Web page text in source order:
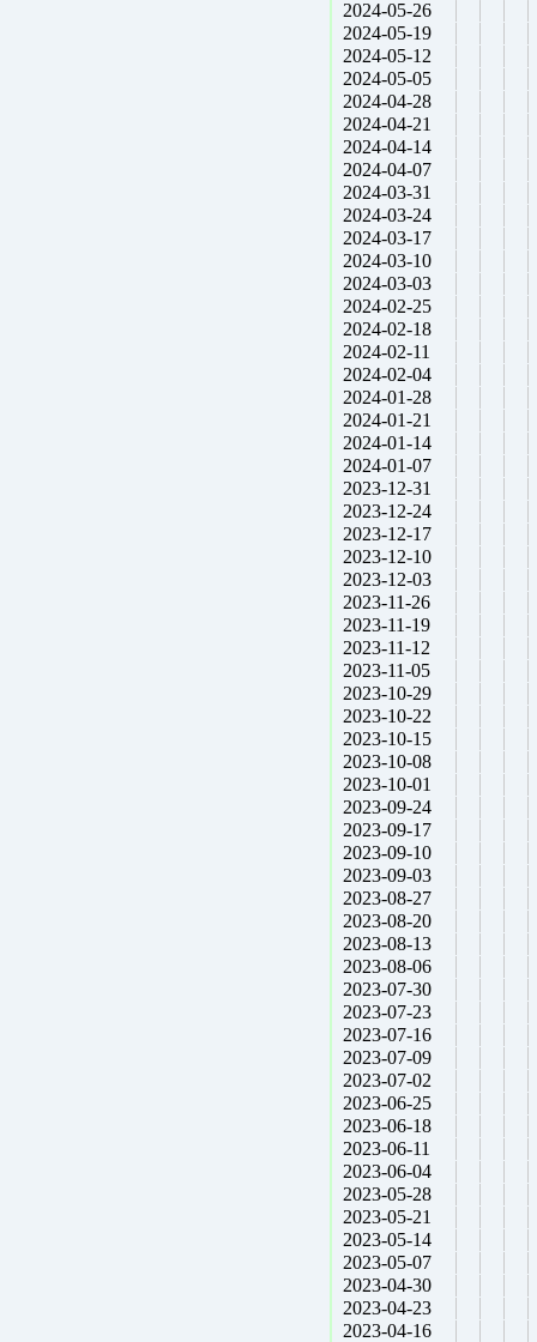
2024-05-26
2024-05-19
2024-05-12
2024-05-05
2024-04-28
2024-04-21
2024-04-14
2024-04-07
2024-03-31
2024-03-24
2024-03-17
2024-03-10
2024-03-03
2024-02-25
2024-02-18
2024-02-11
2024-02-04
2024-01-28
2024-01-21
2024-01-14
2024-01-07
2023-12-31
2023-12-24
2023-12-17
2023-12-10
2023-12-03
2023-11-26
2023-11-19
2023-11-12
2023-11-05
2023-10-29
2023-10-22
2023-10-15
2023-10-08
2023-10-01
2023-09-24
2023-09-17
2023-09-10
2023-09-03
2023-08-27
2023-08-20
2023-08-13
2023-08-06
2023-07-30
2023-07-23
2023-07-16
2023-07-09
2023-07-02
2023-06-25
2023-06-18
2023-06-11
2023-06-04
2023-05-28
2023-05-21
2023-05-14
2023-05-07
2023-04-30
2023-04-23
2023-04-16